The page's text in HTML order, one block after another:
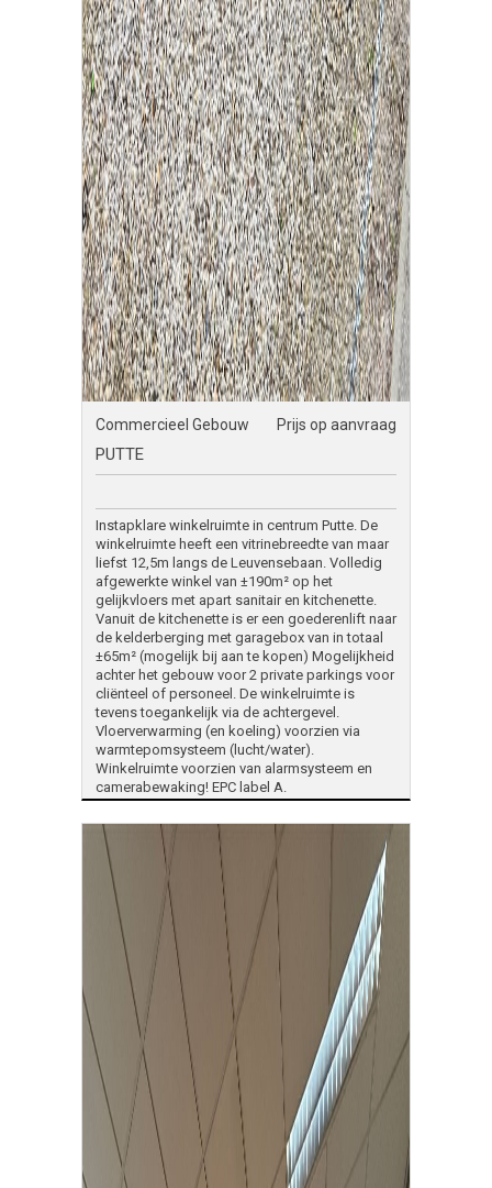
Commercieel Gebouw Prijs op aanvraag
PUTTE
Instapklare winkelruimte in centrum Putte. De
winkelruimte heeft een vitrinebreedte van maar
liefst 12,5m langs de Leuvensebaan. Volledig
afgewerkte winkel van ±190m² op het
gelijkvloers met apart sanitair en kitchenette.
Vanuit de kitchenette is er een goederenlift naar
de kelderberging met garagebox van in totaal
±65m² (mogelijk bij aan te kopen) Mogelijkheid
achter het gebouw voor 2 private parkings voor
cliënteel of personeel. De winkelruimte is
tevens toegankelijk via de achtergevel.
Vloerverwarming (en koeling) voorzien via
warmtepomsysteem (lucht/water).
Winkelruimte voorzien van alarmsysteem en
camerabewaking! EPC label A.